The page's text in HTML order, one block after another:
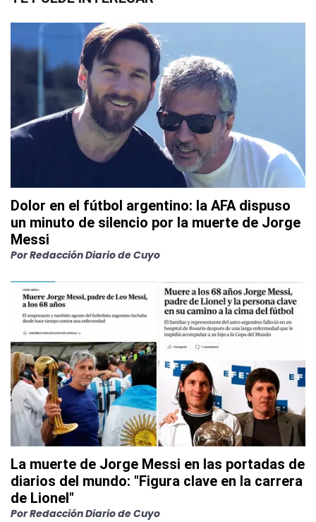
Dolor en el fútbol argentino: la AFA dispuso
un minuto de silencio por la muerte de Jorge
Messi
PorRedacción Diario de Cuyo
La muerte de Jorge Messi en las portadas de
diarios del mundo: "Figura clave en la carrera
de Lionel"
PorRedacción Diario de Cuyo